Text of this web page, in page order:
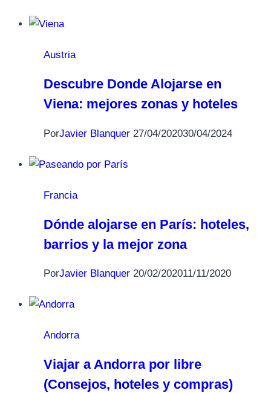
Austria
Descubre Donde Alojarse en
Viena: mejores zonas y hoteles
PorJavier Blanquer 27/04/202030/04/2024
Francia
Dónde alojarse en París: hoteles,
barrios y la mejor zona
PorJavier Blanquer 20/02/202011/11/2020
Andorra
Viajar a Andorra por libre
(Consejos, hoteles y compras)